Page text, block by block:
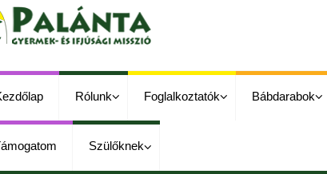
Rólunk Foglalkoztatók Bábdarabok
Szülőknek